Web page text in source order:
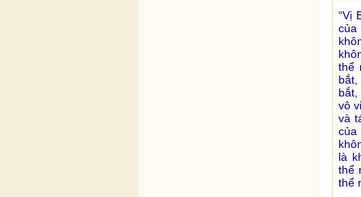
“Vị
của
thể
bắt,
vô
và
của
là
thể
thể